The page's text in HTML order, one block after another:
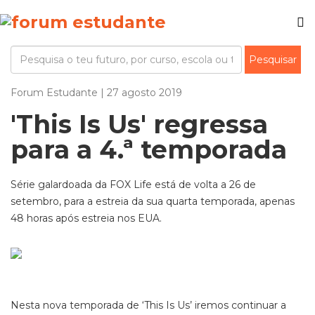
Forum Estudante | 27 agosto 2019
'This Is Us' regressa
para a 4.ª temporada
Série galardoada da FOX Life está de volta a 26 de
setembro, para a estreia da sua quarta temporada, apenas
48 horas após estreia nos EUA.
Nesta nova temporada de ‘This Is Us’ iremos continuar a